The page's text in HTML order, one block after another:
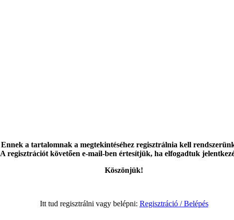
Ennek a tartalomnak a megtekintéséhez regisztrálnia kell
A regisztrációt követően e-mail-ben értesítjük, ha elfogadtuk
Köszönjük!
Itt tud regisztrálni vagy belépni: Regisztráció / Belépés